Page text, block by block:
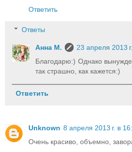
Ответить
Ответы
Анна М.
23 апреля 2013
Благодарю:) Однако
так страшно, как кажется:)
Ответить
Unknown 8 апреля 2013 г. в
Очень красиво, объемно,